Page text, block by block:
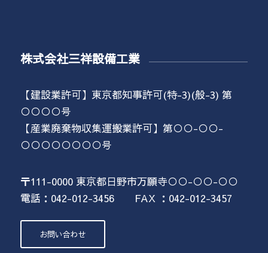
株式会社三祥設備工業
【建設業許可】東京都知事許可(特-3)(般-3) 第
○○○○号
【産業廃棄物収集運搬業許可】第○○-○○-
○○○○○○○○号
〒111-0000 東京都日野市万願寺○○-○○-○○
電話：042-012-3456 FAX ：042-012-3457
お問い合わせ